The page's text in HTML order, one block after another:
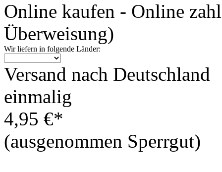
Online kaufen - Online
Überweisung)
Wir liefern in folgende Länder:
Versand nach Deutschland
einmalig
4,95 €*
(ausgenommen Sperrgut)